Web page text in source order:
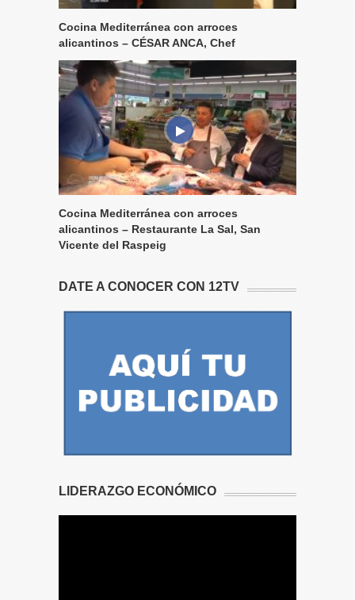
Cocina Mediterránea con arroces
alicantinos – CÉSAR ANCA, Chef
Cocina Mediterránea con arroces
alicantinos – Restaurante La Sal, San
Vicente del Raspeig
DATE A CONOCER CON 12TV
LIDERAZGO ECONÓMICO